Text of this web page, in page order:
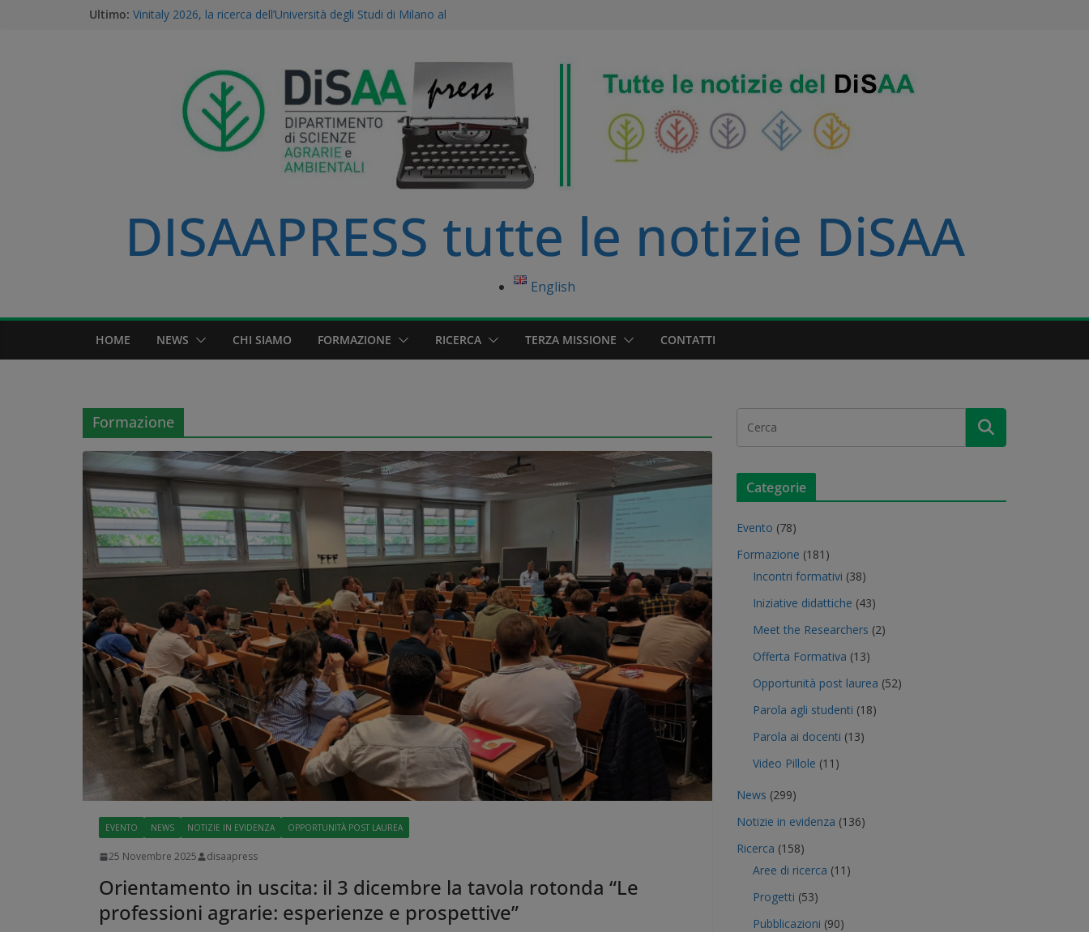
Ultimo: Vinitaly 2026, la ricerca dell’Università degli Studi di Milano al
TEA, ricerca e proprietà intellettuale: l’expertise scientifico
della Statale di Milano al convegno nazionale dell’Accademia
dei Georgofili
Via libera alle TEA: il voto storico del Parlamento Europeo è
una svolta per la ricerca e l’agricoltura sostenibile
A Volta Mantovana nasce il Mantua PSID, il primo distretto
irriguo a gravità completamente automatizzato della Pianura
DISAAPRESS tutte le notizie DiSAA
English
HOME NEWS CHI SIAMO FORMAZIONE RICERCA TERZA MISSIONE CONTATTI
Formazione
EVENTO NEWS NOTIZIE IN EVIDENZA OPPORTUNITÀ POST LAUREA
25 Novembre 2025 disaapress
Orientamento in uscita: il 3 dicembre la tavola rotonda “Le
professioni agrarie: esperienze e prospettive”
Categorie
Evento (78)
Formazione (181)
Incontri formativi (38)
Iniziative didattiche (43)
Meet the Researchers (2)
Offerta Formativa (13)
Opportunità post laurea (52)
Parola agli studenti (18)
Parola ai docenti (13)
Video Pillole (11)
News (299)
Notizie in evidenza (136)
Ricerca (158)
Aree di ricerca (11)
Progetti (53)
Pubblicazioni (90)